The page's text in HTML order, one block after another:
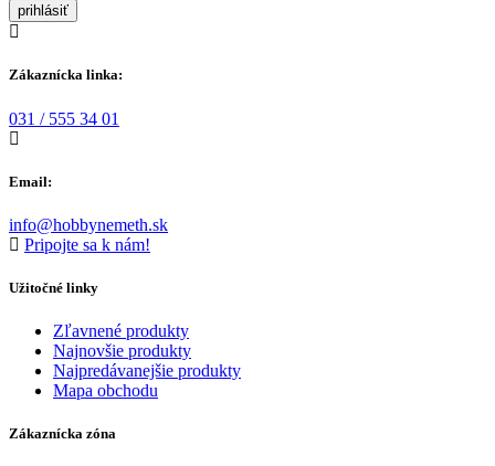
Zákaznícka linka:
031 / 555 34 01
Email:
info@hobbynemeth.sk
Pripojte sa k nám!
Užitočné linky
Zľavnené produkty
Najnovšie produkty
Najpredávanejšie produkty
Mapa obchodu
Zákaznícka zóna